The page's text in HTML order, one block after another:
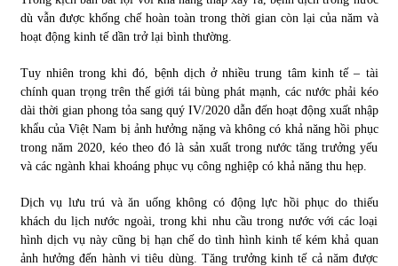
dù vẫn được khống chế hoàn toàn trong thời gian còn lại của năm và
hoạt động kinh tế dần trở lại bình thường.
Tuy nhiên trong khi đó, bệnh dịch ở nhiều trung tâm kinh tế – tài
chính quan trọng trên thế giới tái bùng phát mạnh, các nước phải kéo
dài thời gian phong tỏa sang quý IV/2020 dẫn đến hoạt động xuất nhập
khẩu của Việt Nam bị ảnh hưởng nặng và không có khả năng hồi phục
trong năm 2020, kéo theo đó là sản xuất trong nước tăng trưởng yếu
và các ngành khai khoáng phục vụ công nghiệp có khả năng thu hẹp.
Dịch vụ lưu trú và ăn uống không có động lực hồi phục do thiếu
khách du lịch nước ngoài, trong khi nhu cầu trong nước với các loại
hình dịch vụ này cũng bị hạn chế do tình hình kinh tế kém khả quan
ảnh hưởng đến hành vi tiêu dùng. Tăng trưởng kinh tế cả năm được